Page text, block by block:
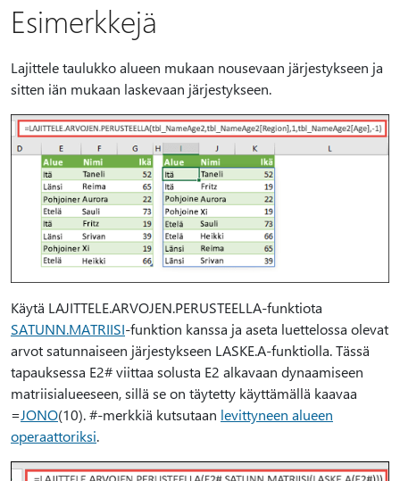
Esimerkkejä
Lajittele taulukko alueen mukaan nousevaan järjestykseen ja
sitten iän mukaan laskevaan järjestykseen.
Käytä LAJITTELE.ARVOJEN.PERUSTEELLA-funktiota
SATUNN.MATRIISI-funktion kanssa ja aseta luettelossa olevat
arvot satunnaiseen järjestykseen LASKE.A-funktiolla. Tässä
tapauksessa E2# viittaa solusta E2 alkavaan dynaamiseen
matriisialueeseen, sillä se on täytetty käyttämällä kaavaa
=JONO(10). #-merkkiä kutsutaan levittyneen alueen
operaattoriksi.